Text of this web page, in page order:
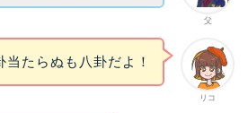
父
リコ
当たらぬも八卦だよ！